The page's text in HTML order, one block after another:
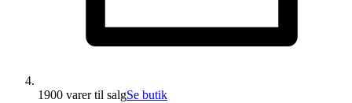
1900 varertil salgSe butik